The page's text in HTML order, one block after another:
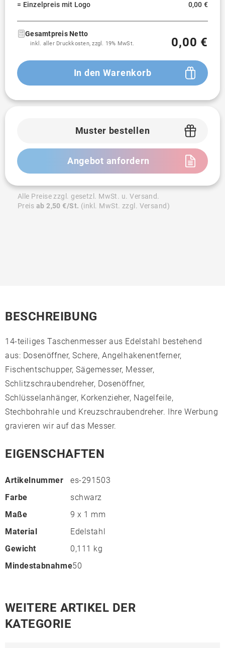
= Einzelpreis mit Logo
0,00 €
Gesamtpreis Netto
inkl. aller Druckkosten, zzgl. 19% MwSt. 0,00 €
In den Warenkorb
Muster bestellen
Angebot anfordern
Alle Preise zzgl. gesetzl. MwSt. u. Versand.
Preis ab 2,50 €/St. (inkl. MwSt. zzgl. Versand)
BESCHREIBUNG
14-teiliges Taschenmesser aus Edelstahl bestehend
aus: Dosenöffner, Schere, Angelhakenentferner,
Fischentschupper, Sägemesser, Messer,
Schlitzschraubendreher, Dosenöffner,
Schlüsselanhänger, Korkenzieher, Nagelfeile,
Stechbohrahle und Kreuzschraubendreher. Ihre Werbung
gravieren wir auf das Messer.
EIGENSCHAFTEN
Artikelnummer
es-291503
Farbe
schwarz
Maße
9 x 1 mm
Material
Edelstahl
Gewicht
0,111 kg
Mindestabnahme50
WEITERE ARTIKEL DER
KATEGORIE